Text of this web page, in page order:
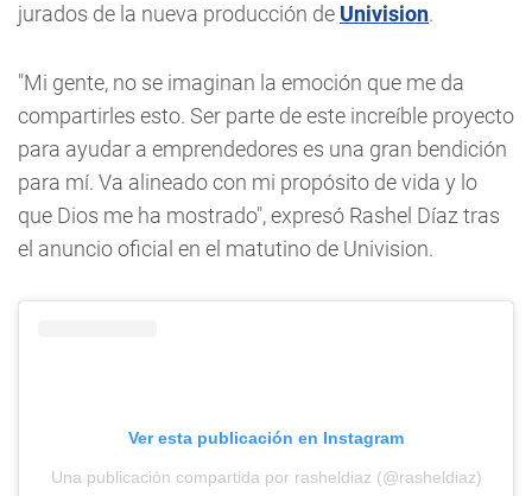
jurados de la nueva producción de Univision.
"Mi gente, no se imaginan la emoción que me da
compartirles esto. Ser parte de este increíble proyecto
para ayudar a emprendedores es una gran bendición
para mí. Va alineado con mi propósito de vida y lo
que Dios me ha mostrado", expresó Rashel Díaz tras
el anuncio oficial en el matutino de Univision.
Ver esta publicación en Instagram
Una publicación compartida por rasheldiaz (@rasheldiaz)